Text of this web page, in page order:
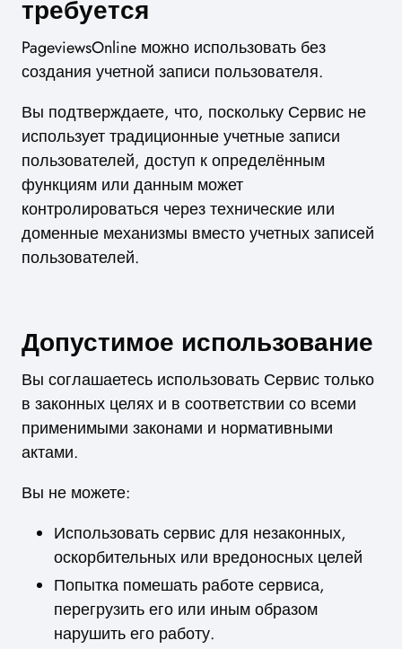
требуется
PageviewsOnline можно использовать без
создания учетной записи пользователя.
Вы подтверждаете, что, поскольку Сервис не
использует традиционные учетные записи
пользователей, доступ к определённым
функциям или данным может
контролироваться через технические или
доменные механизмы вместо учетных записей
пользователей.
Допустимое использование
Вы соглашаетесь использовать Сервис только
в законных целях и в соответствии со всеми
применимыми законами и нормативными
актами.
Вы не можете:
Использовать сервис для незаконных,
оскорбительных или вредоносных целей
Попытка помешать работе сервиса,
перегрузить его или иным образом
нарушить его работу.